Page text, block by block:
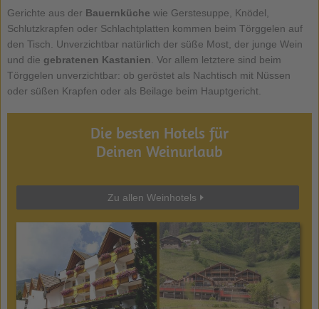
Gerichte aus der Bauernküche wie Gerstesuppe, Knödel,
Schlutzkrapfen oder Schlachtplatten kommen beim Törggelen auf
den Tisch. Unverzichtbar natürlich der süße Most, der junge Wein
und die gebratenen Kastanien . Vor allem letztere sind beim
Törggelen unverzichtbar: ob geröstet als Nachtisch mit Nüssen
oder süßen Krapfen oder als Beilage beim Hauptgericht.
Die besten Hotels für
Deinen Weinurlaub
Zu allen Weinhotels